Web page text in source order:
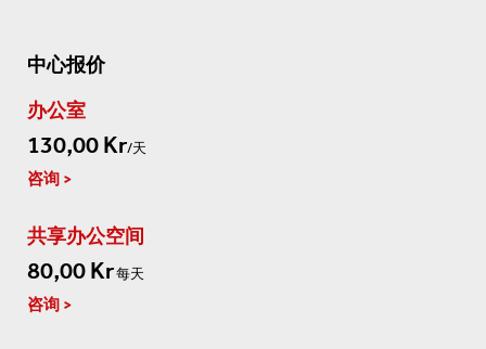
中心报价
办公室
130,00 Kr/天
咨询
共享办公空间
80,00 Kr每天
咨询